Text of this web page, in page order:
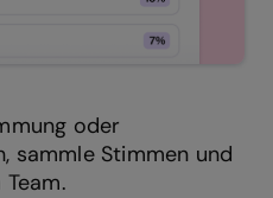
oder
sammle Stimmen und